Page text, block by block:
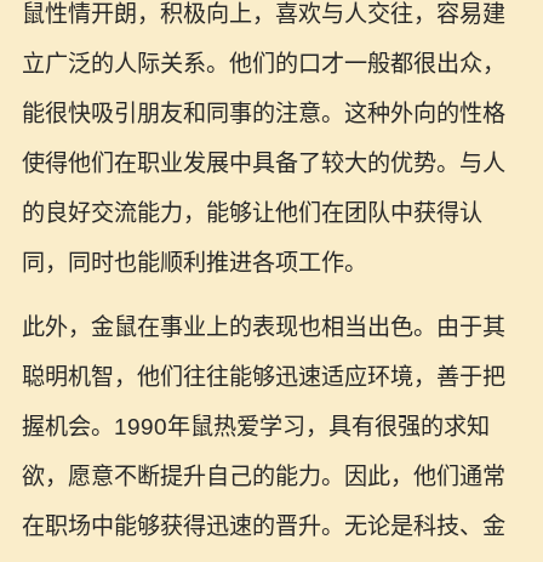
鼠性情开朗，积极向上，喜欢与人交往，容易建
立广泛的人际关系。他们的口才一般都很出众，
能很快吸引朋友和同事的注意。这种外向的性格
使得他们在职业发展中具备了较大的优势。与人
的良好交流能力，能够让他们在团队中获得认
同，同时也能顺利推进各项工作。
此外，金鼠在事业上的表现也相当出色。由于其
聪明机智，他们往往能够迅速适应环境，善于把
握机会。1990年鼠热爱学习，具有很强的求知
欲，愿意不断提升自己的能力。因此，他们通常
在职场中能够获得迅速的晋升。无论是科技、金